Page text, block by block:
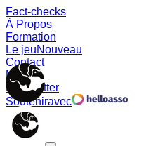
Fact-checks
À Propos
Formation
Le jeuNouveau
Contact
Memes
Newsletter
Souteniravec